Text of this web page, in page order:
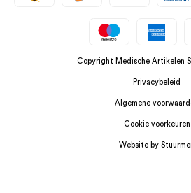
Copyright Medische Artikelen
Privacybeleid
Algemene
Cookie voorkeuren
Website by